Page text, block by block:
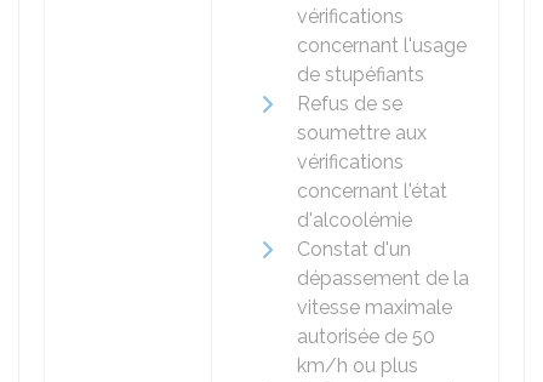
vérifications
concernant l'usage
de stupéfiants
Refus de se
soumettre aux
vérifications
concernant l'état
d'alcoolémie
Constat d'un
dépassement de la
vitesse maximale
autorisée de 50
km/h ou plus